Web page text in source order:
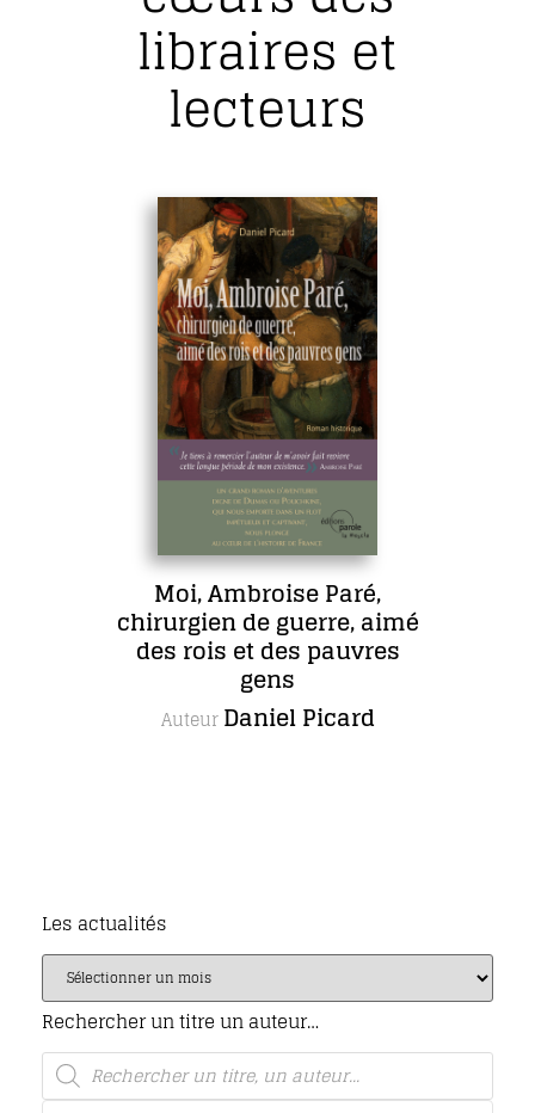
libraires et
lecteurs
Moi, Ambroise Paré,
chirurgien de guerre, aimé
des rois et des pauvres
gens
Auteur Daniel Picard
Les actualités
Rechercher un titre un auteur…